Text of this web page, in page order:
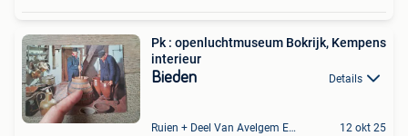
Pk : openluchtmuseum Bokrijk, Kempens
interieur
Bieden Details
Ruien + Deel Van Avelgem En Waarmaarde 12 okt 25